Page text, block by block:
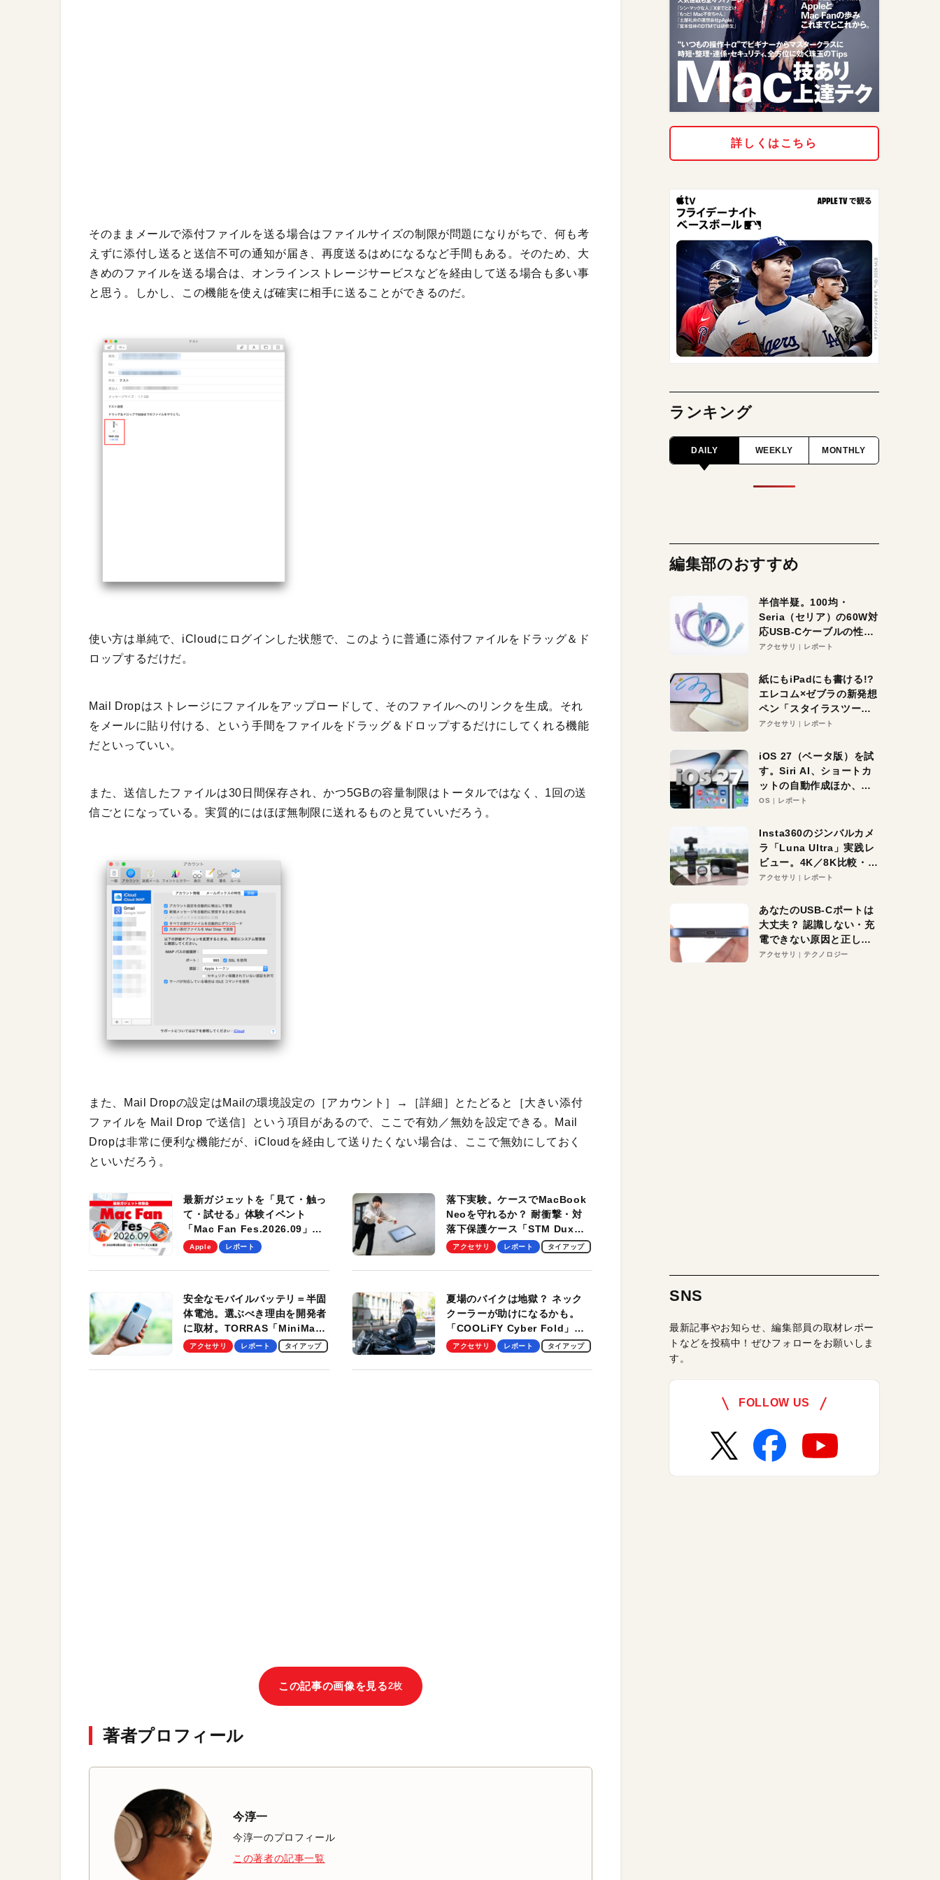
そのままメールで添付ファイルを送る場合はファイルサイズの制限が問題になりがちで、何も考
えずに添付し送ると送信不可の通知が届き、再度送るはめになるなど手間もある。そのため、大
きめのファイルを送る場合は、オンラインストレージサービスなどを経由して送る場合も多い事
と思う。しかし、この機能を使えば確実に相手に送ることができるのだ。
使い方は単純で、iCloudにログインした状態で、このように普通に添付ファイルをドラッグ＆ド
ロップするだけだ。
Mail Dropはストレージにファイルをアップロードして、そのファイルへのリンクを生成。それ
をメールに貼り付ける、という手間をファイルをドラッグ＆ドロップするだけにしてくれる機能
だといっていい。
また、送信したファイルは30日間保存され、かつ5GBの容量制限はトータルではなく、1回の送
信ごとになっている。実質的にはほぼ無制限に送れるものと見ていいだろう。
また、Mail Dropの設定はMailの環境設定の［アカウント］→［詳細］とたどると［大きい添付
ファイルを Mail Drop で送信］という項目があるので、ここで有効／無効を設定できる。Mail
Dropは非常に便利な機能だが、iCloudを経由して送りたくない場合は、ここで無効にしておく
といいだろう。
最新ガジェットを「見て・触っ
て・試せる」体験イベント
「Mac Fan Fes.2026.09」
を、9月26日（土）に開催しま
Apple レポート
落下実験。ケースでMacBook
Neoを守れるか？ 耐衝撃・対
落下保護ケース「STM Dux
Ultra」を検証。学生、ビジネ
適！
アクセサリ レポート タイアップ
安全なモバイルバッテリ＝半固
体電池。選ぶべき理由を開発者
に取材。TORRAS「MiniMag
Pro」の実機レビューも
アクセサリ レポート タイアップ
夏場のバイクは地獄？ ネック
クーラーが助けになるかも。
「COOLiFY Cyber Fold」レ
ビュー。冷却の速さ、密着する
性がグッド！
アクセサリ レポート タイアップ
この記事の画像を見る2枚
著者プロフィール
今淳一
今淳一のプロフィール
この著者の記事一覧
詳しくはこちら
ランキング
DAILY WEEKLY MONTHLY
編集部のおすすめ
半信半疑。100均・
Seria（セリア）の60W対
応USB-Cケーブルの性能
を検証。超コスパの1本を
アクセサリ レポート
紙にもiPadにも書ける!?
エレコム×ゼブラの新発想
ペン「スタイラスツーウ
ェイ」レビュー。持ち替
アクセサリ レポート
iOS 27（ベータ版）を試
す。Siri AI、ショートカ
ットの自動作成ほか、期
待大の便利機能5選。
る未来はすぐそこ！
OS レポート
Insta360のジンバルカメ
ラ「Luna Ultra」実践レ
ビュー。4K／8K比較・ズ
ーム・夜間撮影をチェッ
アクセサリ レポート
あなたのUSB-Cポートは
大丈夫？ 認識しない・充
電できない原因と正しい
対策
アクセサリ テクノロジー
SNS
最新記事やお知らせ、編集部員の取材レポー
トなどを投稿中！ぜひフォローをお願いしま
す。
FOLLOW US